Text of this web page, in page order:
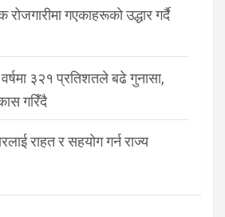
गएकाहरूको उद्धार गर्दै
३२१ प्रतिशतले बढे गुनासा,
गरिँदै
राहत र सहयोग गर्न राज्य